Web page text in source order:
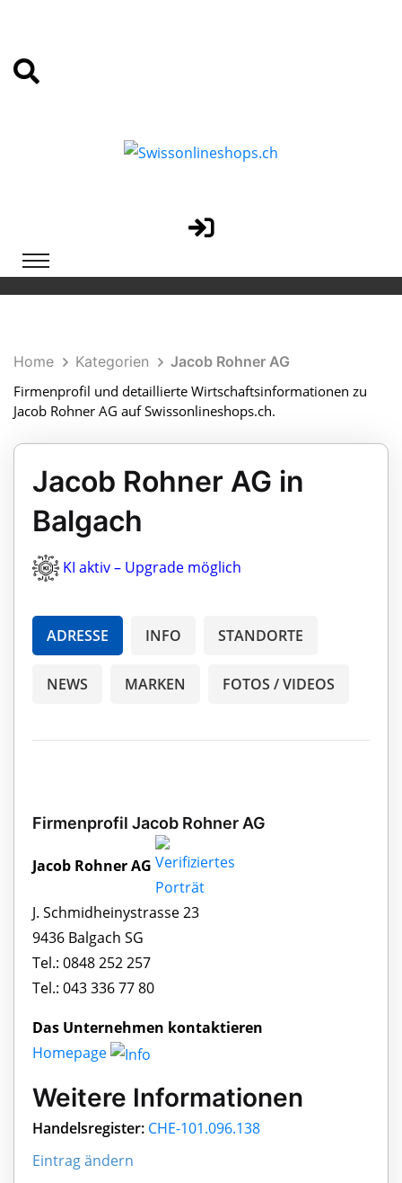
Home Kategorien
Jacob Rohner AG
Firmenprofil und detaillierte Wirtschaftsinformationen zu
Jacob Rohner AG auf Swissonlineshops.ch.
Jacob Rohner AG in
Balgach
KI aktiv – Upgrade möglich
ADRESSE INFO STANDORTE
NEWS MARKEN FOTOS / VIDEOS
Firmenprofil Jacob Rohner AG
Jacob Rohner AG
J. Schmidheinystrasse 23
9436 Balgach SG
Tel.: 0848 252 257
Tel.: 043 336 77 80
Das Unternehmen kontaktieren
Homepage
Weitere Informationen
Handelsregister: CHE-101.096.138
Eintrag ändern